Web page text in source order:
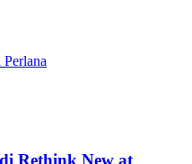
Rethink New at